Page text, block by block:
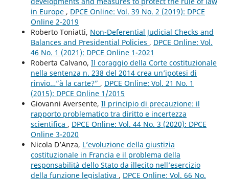
in Europe , DPCE Online: Vol. 39 No. 2 (2019): DPCE
Online 2-2019
Roberto Toniatti, Non-Deferential Judicial Checks and
Balances and Presidential Policies , DPCE Online: Vol.
46 No. 1 (2021): DPCE Online 1-2021
Roberta Calvano, Il coraggio della Corte costituzionale
nella sentenza n. 238 del 2014 crea un’ipotesi di
rinvio…”à la carte?” , DPCE Online: Vol. 21 No. 1
(2015): DPCE Online 1/2015
Giovanni Aversente, Il principio di precauzione: il
rapporto problematico tra diritto e incertezza
scientifica , DPCE Online: Vol. 44 No. 3 (2020): DPCE
Online 3-2020
Nicola D’Anza, L’evoluzione della giustizia
costituzionale in Francia e il problema della
responsabilità dello Stato da illecito nell’esercizio
della funzione legislativa , DPCE Online: Vol. 66 No.